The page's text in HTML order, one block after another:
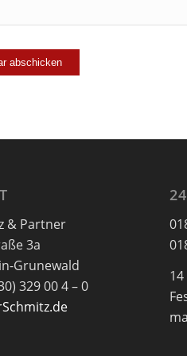
& Partner
3a
Grunewald
329 00 4 – 0